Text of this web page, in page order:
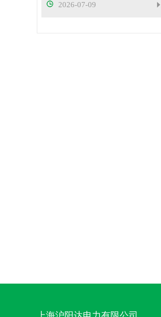
2026-07-09